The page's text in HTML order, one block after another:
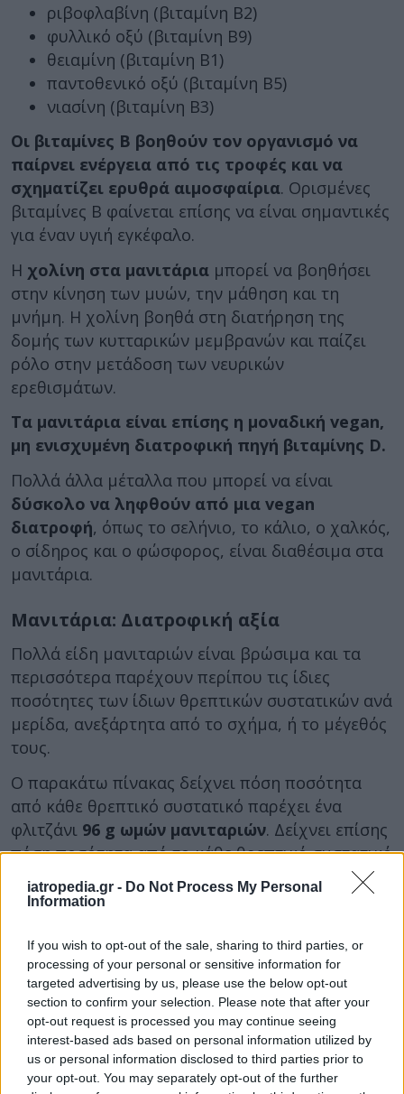
iatropedia.gr - Do Not Process My Personal
Information
If you wish to opt-out of the sale, sharing to third parties, or
processing of your personal or sensitive information for
targeted advertising by us, please use the below opt-out
section to confirm your selection. Please note that after your
opt-out request is processed you may continue seeing
interest-based ads based on personal information utilized by
us or personal information disclosed to third parties prior to
your opt-out. You may separately opt-out of the further
ριβοφλαβίνη (βιταμίνη Β2)
φυλλικό οξύ (βιταμίνη Β9)
θειαμίνη (βιταμίνη Β1)
παντοθενικό οξύ (βιταμίνη Β5)
νιασίνη (βιταμίνη Β3)
Οι βιταμίνες Β βοηθούν τον οργανισμό να
παίρνει ενέργεια από τις τροφές και να
σχηματίζει ερυθρά αιμοσφαίρια. Ορισμένες
βιταμίνες Β φαίνεται επίσης να είναι σημαντικές
για έναν υγιή εγκέφαλο.
Η χολίνη στα μανιτάρια μπορεί να βοηθήσει
στην κίνηση των μυών, την μάθηση και τη
μνήμη. Η χολίνη βοηθά στη διατήρηση της
δομής των κυτταρικών μεμβρανών και παίζει
ρόλο στην μετάδοση των νευρικών
ερεθισμάτων.
Τα μανιτάρια είναι επίσης η μοναδική vegan,
μη ενισχυμένη διατροφική πηγή βιταμίνης D.
Πολλά άλλα μέταλλα που μπορεί να είναι
δύσκολο να ληφθούν από μια vegan
διατροφή, όπως το σελήνιο, το κάλιο, ο χαλκός,
ο σίδηρος και ο φώσφορος, είναι διαθέσιμα στα
μανιτάρια.
Μανιτάρια: Διατροφική αξία
Πολλά είδη μανιταριών είναι βρώσιμα και τα
περισσότερα παρέχουν περίπου τις ίδιες
ποσότητες των ίδιων θρεπτικών συστατικών ανά
μερίδα, ανεξάρτητα από το σχήμα, ή το μέγεθός
τους.
Ο παρακάτω πίνακας δείχνει πόση ποσότητα
από κάθε θρεπτικό συστατικό παρέχει ένα
φλιτζάνι 96 g ωμών μανιταριών. Δείχνει επίσης
πόση ποσότητα από το κάθε θρεπτικό συστατικό
πρέπει να καταναλώνουν οι ενήλικες κάθε μέρα,
ανάλογα με το φύλο και την ηλικία τους.
Θρεπτικό
συστατικό
Ποσότητα σε
1 φλιτζάνι
μανιτάρια
Συνιστώμενη
ημερήσια
λήψη
Ενέργεια
(θερμίδες)
21,1
1.600-3.200
Πρωτεΐνη (g)
3
46-56